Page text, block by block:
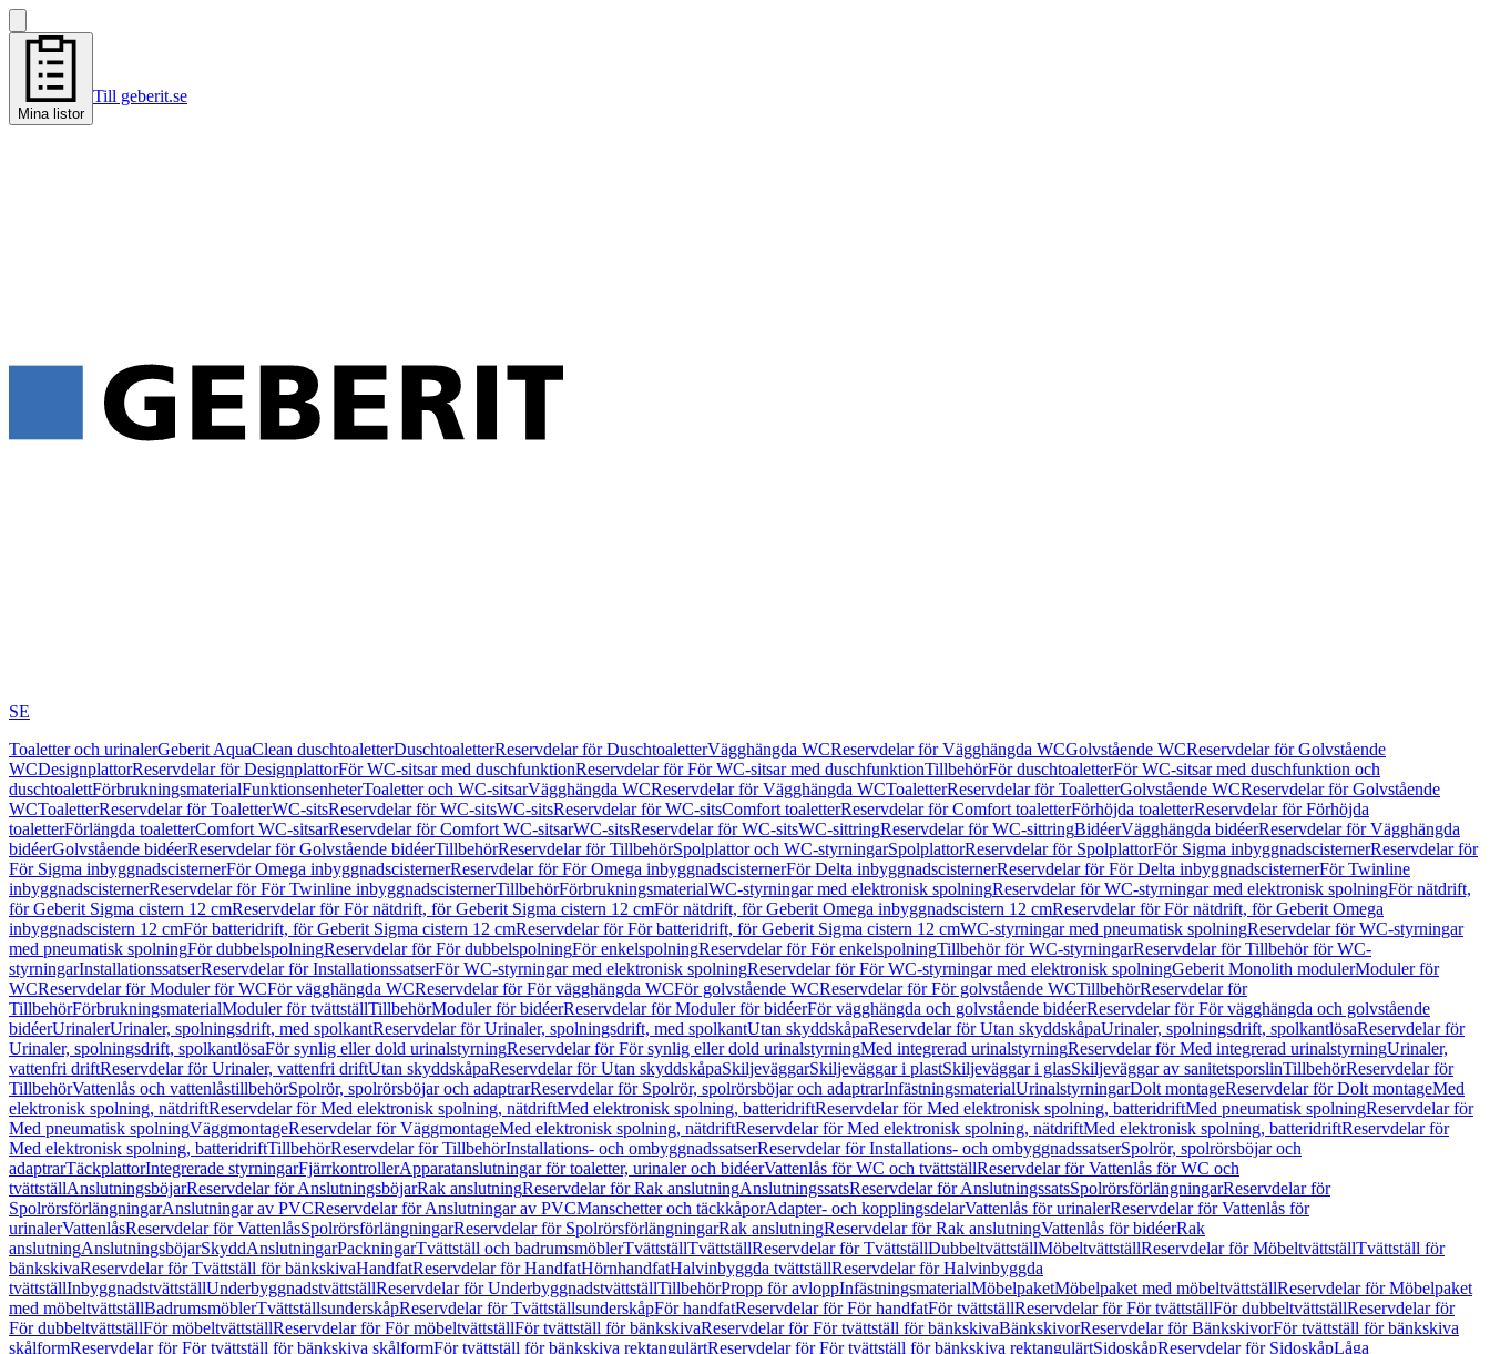
Mina listor
Till geberit.se
SE
Toaletter och urinalerGeberit AquaClean duschtoaletterDuschtoaletterReservdelar för DuschtoaletterVägghängda WCReservdelar för Vägghängda WCGolvstående WCReservdelar för Golvstående
WCDesignplattorReservdelar för DesignplattorFör WC-sitsar med duschfunktionReservdelar för För WC-sitsar med duschfunktionTillbehörFör duschtoaletterFör WC-sitsar med duschfunktion och
duschtoalettFörbrukningsmaterialFunktionsenheterToaletter och WC-sitsarVägghängda WCReservdelar för Vägghängda WCToaletterReservdelar för ToaletterGolvstående WCReservdelar för Golvstående
WCToaletterReservdelar för ToaletterWC-sitsReservdelar för WC-sitsWC-sitsReservdelar för WC-sitsComfort toaletterReservdelar för Comfort toaletterFörhöjda toaletterReservdelar för Förhöjda
toaletterFörlängda toaletterComfort WC-sitsarReservdelar för Comfort WC-sitsarWC-sitsReservdelar för WC-sitsWC-sittringReservdelar för WC-sittringBidéerVägghängda bidéerReservdelar för Vägghängda
bidéerGolvstående bidéerReservdelar för Golvstående bidéerTillbehörReservdelar för TillbehörSpolplattor och WC-styrningarSpolplattorReservdelar för SpolplattorFör Sigma inbyggnadscisternerReservdelar för
För Sigma inbyggnadscisternerFör Omega inbyggnadscisternerReservdelar för För Omega inbyggnadscisternerFör Delta inbyggnadscisternerReservdelar för För Delta inbyggnadscisternerFör Twinline
inbyggnadscisternerReservdelar för För Twinline inbyggnadscisternerTillbehörFörbrukningsmaterialWC-styrningar med elektronisk spolningReservdelar för WC-styrningar med elektronisk spolningFör nätdrift,
för Geberit Sigma cistern 12 cmReservdelar för För nätdrift, för Geberit Sigma cistern 12 cmFör nätdrift, för Geberit Omega inbyggnadscistern 12 cmReservdelar för För nätdrift, för Geberit Omega
inbyggnadscistern 12 cmFör batteridrift, för Geberit Sigma cistern 12 cmReservdelar för För batteridrift, för Geberit Sigma cistern 12 cmWC-styrningar med pneumatisk spolningReservdelar för WC-styrningar
med pneumatisk spolningFör dubbelspolningReservdelar för För dubbelspolningFör enkelspolningReservdelar för För enkelspolningTillbehör för WC-styrningarReservdelar för Tillbehör för WC-
styrningarInstallationssatserReservdelar för InstallationssatserFör WC-styrningar med elektronisk spolningReservdelar för För WC-styrningar med elektronisk spolningGeberit Monolith modulerModuler för
WCReservdelar för Moduler för WCFör vägghängda WCReservdelar för För vägghängda WCFör golvstående WCReservdelar för För golvstående WCTillbehörReservdelar för
TillbehörFörbrukningsmaterialModuler för tvättställTillbehörModuler för bidéerReservdelar för Moduler för bidéerFör vägghängda och golvstående bidéerReservdelar för För vägghängda och golvstående
bidéerUrinalerUrinaler, spolningsdrift, med spolkantReservdelar för Urinaler, spolningsdrift, med spolkantUtan skyddskåpaReservdelar för Utan skyddskåpaUrinaler, spolningsdrift, spolkantlösaReservdelar för
Urinaler, spolningsdrift, spolkantlösaFör synlig eller dold urinalstyrningReservdelar för För synlig eller dold urinalstyrningMed integrerad urinalstyrningReservdelar för Med integrerad urinalstyrningUrinaler,
vattenfri driftReservdelar för Urinaler, vattenfri driftUtan skyddskåpaReservdelar för Utan skyddskåpaSkiljeväggarSkiljeväggar i plastSkiljeväggar i glasSkiljeväggar av sanitetsporslinTillbehörReservdelar för
TillbehörVattenlås och vattenlåstillbehörSpolrör, spolrörsböjar och adaptrarReservdelar för Spolrör, spolrörsböjar och adaptrarInfästningsmaterialUrinalstyrningarDolt montageReservdelar för Dolt montageMed
elektronisk spolning, nätdriftReservdelar för Med elektronisk spolning, nätdriftMed elektronisk spolning, batteridriftReservdelar för Med elektronisk spolning, batteridriftMed pneumatisk spolningReservdelar för
Med pneumatisk spolningVäggmontageReservdelar för VäggmontageMed elektronisk spolning, nätdriftReservdelar för Med elektronisk spolning, nätdriftMed elektronisk spolning, batteridriftReservdelar för
Med elektronisk spolning, batteridriftTillbehörReservdelar för TillbehörInstallations- och ombyggnadssatserReservdelar för Installations- och ombyggnadssatserSpolrör, spolrörsböjar och
adaptrarTäckplattorIntegrerade styrningarFjärrkontrollerApparatanslutningar för toaletter, urinaler och bidéerVattenlås för WC och tvättställReservdelar för Vattenlås för WC och
tvättställAnslutningsböjarReservdelar för AnslutningsböjarRak anslutningReservdelar för Rak anslutningAnslutningssatsReservdelar för AnslutningssatsSpolrörsförlängningarReservdelar för
SpolrörsförlängningarAnslutningar av PVCReservdelar för Anslutningar av PVCManschetter och täckkåporAdapter- och kopplingsdelarVattenlås för urinalerReservdelar för Vattenlås för
urinalerVattenlåsReservdelar för VattenlåsSpolrörsförlängningarReservdelar för SpolrörsförlängningarRak anslutningReservdelar för Rak anslutningVattenlås för bidéerRak
anslutningAnslutningsböjarSkyddAnslutningarPackningarTvättställ och badrumsmöblerTvättställTvättställReservdelar för TvättställDubbeltvättställMöbeltvättställReservdelar för MöbeltvättställTvättställ för
bänkskivaReservdelar för Tvättställ för bänkskivaHandfatReservdelar för HandfatHörnhandfatHalvinbyggda tvättställReservdelar för Halvinbyggda
tvättställInbyggnadstvättställUnderbyggnadstvättställReservdelar för UnderbyggnadstvättställTillbehörPropp för avloppInfästningsmaterialMöbelpaketMöbelpaket med möbeltvättställReservdelar för Möbelpaket
med möbeltvättställBadrumsmöblerTvättställsunderskåpReservdelar för TvättställsunderskåpFör handfatReservdelar för För handfatFör tvättställReservdelar för För tvättställFör dubbeltvättställReservdelar för
För dubbeltvättställFör möbeltvättställReservdelar för För möbeltvättställFör tvättställ för bänkskivaReservdelar för För tvättställ för bänkskivaBänkskivorReservdelar för BänkskivorFör tvättställ för bänkskiva
skålformReservdelar för För tvättställ för bänkskiva skålformFör tvättställ för bänkskiva rektangulärtReservdelar för För tvättställ för bänkskiva rektangulärtSidoskåpReservdelar för SidoskåpLåga